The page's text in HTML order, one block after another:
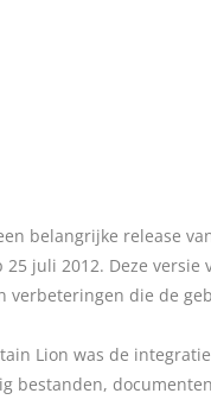
belangrijke release
juli 2012. Deze versie
verbeteringen die de
Lion was de
bestanden,